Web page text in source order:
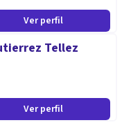
Ver perfil
Tellez
Ver perfil